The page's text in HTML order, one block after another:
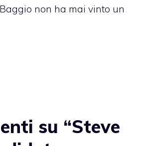
non ha mai vinto un
su “Steve